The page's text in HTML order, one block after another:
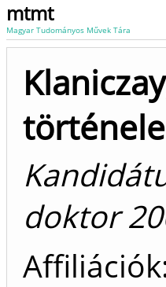
mtmt
Magyar Tudományos Művek Tára
doktor
Affiliációk